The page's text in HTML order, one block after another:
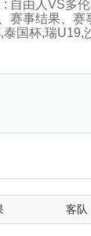
由人VS多
事结果、
国杯,瑞
客队